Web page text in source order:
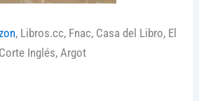
, Libros.cc, Fnac, Casa del Libro, El
Corte Inglés, Argot